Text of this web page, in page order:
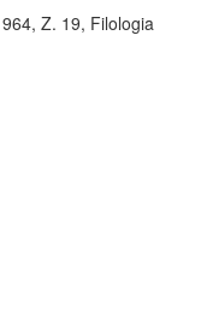
Z. 19, Filologia